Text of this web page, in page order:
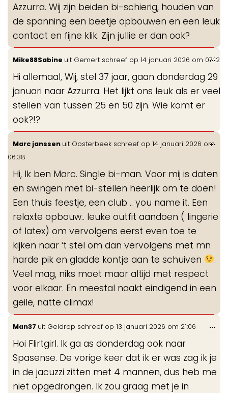
Azzurra. Wij zijn beiden bi-schierig, houden van
de spanning een beetje opbouwen en een leuk
contact en fijne klik. Zijn jullie er dan ook?
Mike88Sabine uit Gemert schreef op 14 januari 2026 om 07:12
Hi allemaal, Wij, stel 37 jaar, gaan donderdag 29
januari naar Azzurra. Het lijkt ons leuk als er veel
stellen van tussen 25 en 50 zijn. Wie komt er
ook?!?
...
Marc janssen uit Oosterbeek schreef op 14 januari 2026 om
06:38
Hi, Ik ben Marc. Single bi-man. Voor mij is daten
en swingen met bi-stellen heerlijk om te doen!
Een thuis feestje, een club .. you name it. Een
relaxte opbouw.. leuke outfit aandoen ( lingerie
of latex) om vervolgens eerst even toe te
kijken naar ‘t stel om dan vervolgens met mn
harde pik en gladde kontje aan te schuiven
.
Veel mag, niks moet maar altijd met respect
voor elkaar. En meestal naakt eindigend in een
geile, natte climax!
...
Man37 uit Geldrop schreef op 13 januari 2026 om 21:06
Hoi Flirtgirl. Ik ga as donderdag ook naar
Spasense. De vorige keer dat ik er was zag ik je
in de jacuzzi zitten met 4 mannen, dus heb me
niet opgedrongen. Ik zou graag met je in
...